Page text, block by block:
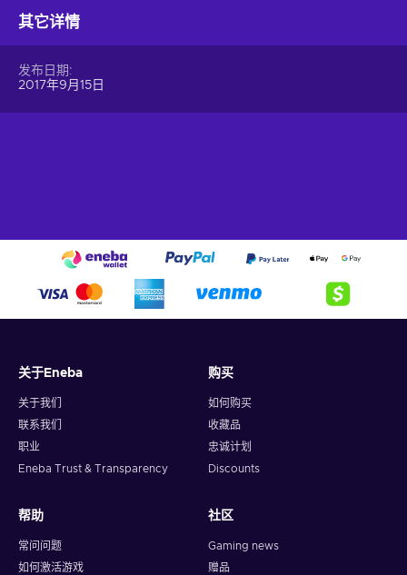
其它详情
发布日期
2017年9月15日
关于Eneba
关于我们
联系我们
职业
Eneba Trust & Transparency
购买
如何购买
收藏品
忠诚计划
Discounts
帮助
常问问题
如何激活游戏
社区
Gaming news
赠品